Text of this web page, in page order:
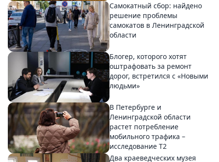
Самокатный сбор: найдено
решение проблемы
самокатов в Ленинградской
области
Блогер, которого хотят
оштрафовать за ремонт
дорог, встретился с «Новыми
людьми»
В Петербурге и
Ленинградской области
растет потребление
мобильного трафика –
исследование T2
Два краеведческих музея